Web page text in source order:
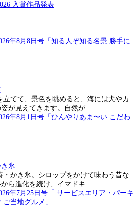
立てて、景色を眺めると、海には犬やカ
姿が見えてきます。自然が…
き氷
・かき氷。シロップをかけて味わう昔な
ら進化を続け、イマドキ…